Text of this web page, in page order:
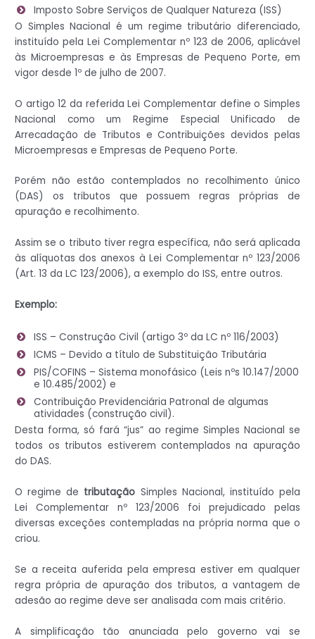
Imposto Sobre Serviços de Qualquer Natureza (ISS)
O Simples Nacional é um regime tributário diferenciado,
instituído pela Lei Complementar nº 123 de 2006, aplicável
às Microempresas e às Empresas de Pequeno Porte, em
vigor desde 1º de julho de 2007.
O artigo 12 da referida Lei Complementar define o Simples
Nacional como um Regime Especial Unificado de
Arrecadação de Tributos e Contribuições devidos pelas
Microempresas e Empresas de Pequeno Porte.
Porém não estão contemplados no recolhimento único
(DAS) os tributos que possuem regras próprias de
apuração e recolhimento.
Assim se o tributo tiver regra específica, não será aplicada
às alíquotas dos anexos à Lei Complementar nº 123/2006
(Art. 13 da LC 123/2006), a exemplo do ISS, entre outros.
Exemplo:
ISS – Construção Civil (artigo 3º da LC nº 116/2003)
ICMS – Devido a título de Substituição Tributária
PIS/COFINS – Sistema monofásico (Leis nºs 10.147/2000
e 10.485/2002) e
Contribuição Previdenciária Patronal de algumas
atividades (construção civil).
Desta forma, só fará “jus” ao regime Simples Nacional se
todos os tributos estiverem contemplados na apuração
do DAS.
O regime de tributação Simples Nacional, instituído pela
Lei Complementar nº 123/2006 foi prejudicado pelas
diversas exceções contempladas na própria norma que o
criou.
Se a receita auferida pela empresa estiver em qualquer
regra própria de apuração dos tributos, a vantagem de
adesão ao regime deve ser analisada com mais critério.
A simplificação tão anunciada pelo governo vai se